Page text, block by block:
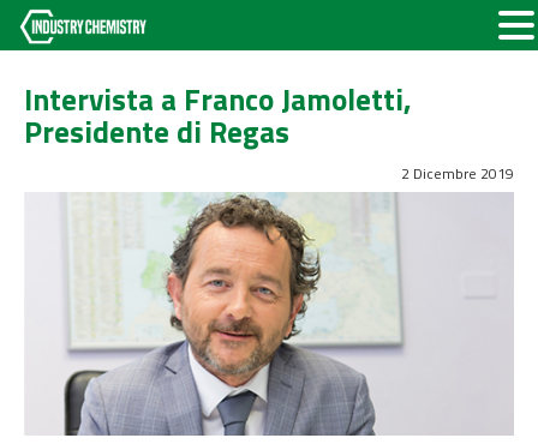
Intervista a Franco Jamoletti,
Presidente di Regas
2 Dicembre 2019